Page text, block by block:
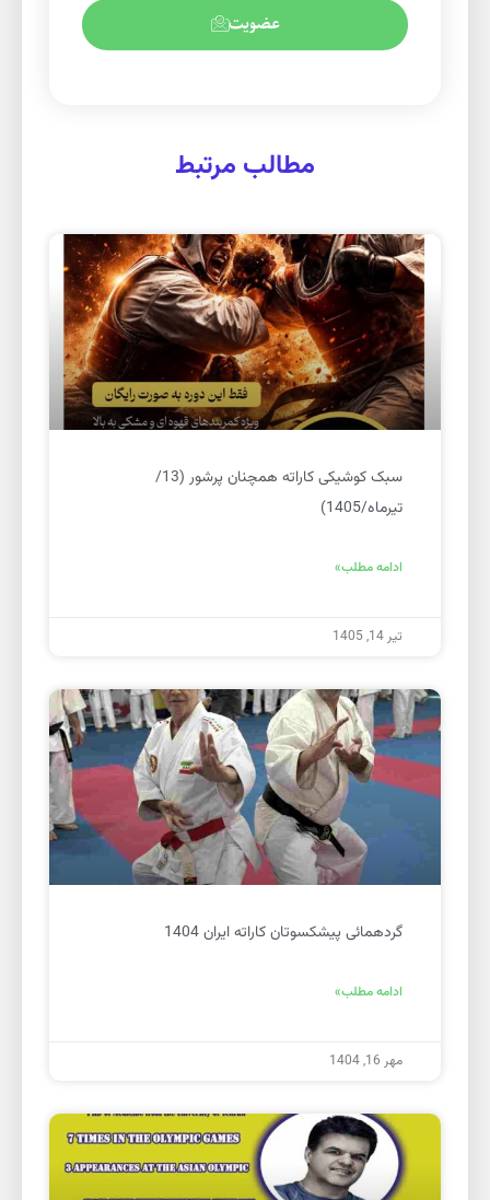
عضویت
مطالب مرتبط
سبک کوشیکی کاراته همچنان پرشور (13/
تیرماه/1405)
ادامه مطلب»
تیر 14, 1405
گردهمائی پیشکسوتان کاراته ایران 1404
ادامه مطلب»
مهر 16, 1404